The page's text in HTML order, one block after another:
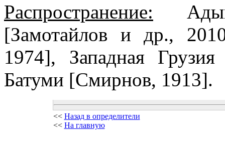
Распространение:
[Замотайлов и др.,
1974], Западная
Батуми [Смирнов, 1913].
<< Назад в определители
<< На главную